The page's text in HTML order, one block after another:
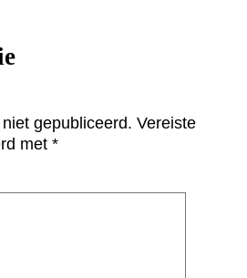
gepubliceerd. Vereiste
met *